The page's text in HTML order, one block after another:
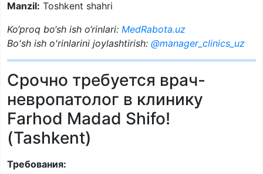
Manzil: Toshkent shahri
Ko‘proq bo‘sh ish o‘rinlari: MedRabota.uz
Bo'sh ish o'rinlarini joylashtirish: @manager_clinics_uz
Срочно требуется врач-
невропатолог в клинику
Farhod Madad Shifo!
(Tashkent)
Требования: